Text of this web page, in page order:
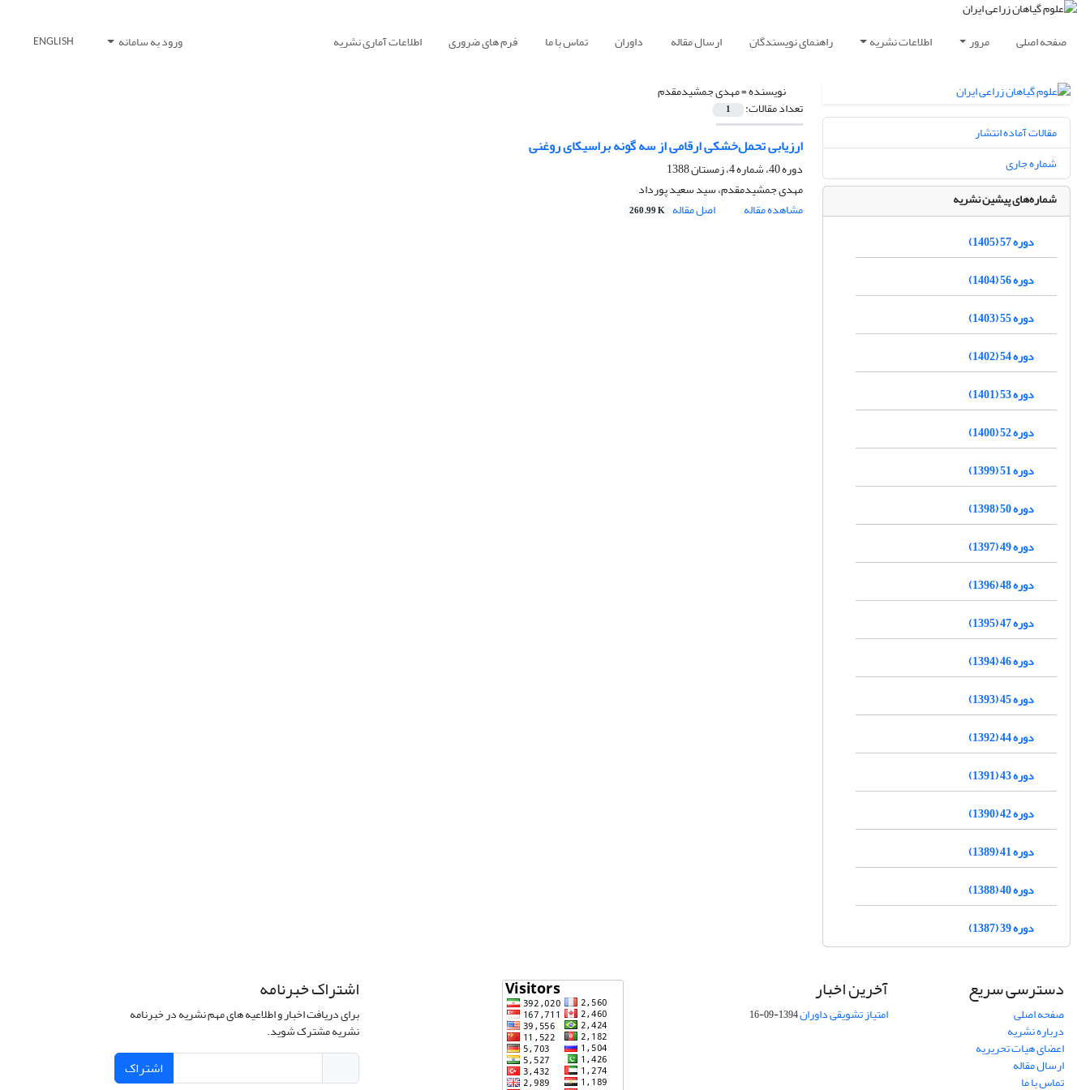
صفحه اصلی مرور اطلاعات نشریه راهنمای نویسندگان ارسال مقاله داوران تماس با ما فرم های ضروری اطلاعات آماری نشریه ورود به سامانه ENGLISH
نویسنده =مهدی جمشیدمقدم
تعداد مقالات: 1
ارزیابی تحمل‌خشکی ارقامی از سه گونه براسیکای روغنی
دوره 40، شماره 4، زمستان 1388
مهدی جمشیدمقدم، سید سعید پورداد
مشاهده مقاله
اصل مقاله 260.99 K
مقالات آماده انتشار
شماره جاری
شماره‌های پیشین نشریه
دوره 57 (1405)
دوره 56 (1404)
دوره 55 (1403)
دوره 54 (1402)
دوره 53 (1401)
دوره 52 (1400)
دوره 51 (1399)
دوره 50 (1398)
دوره 49 (1397)
دوره 48 (1396)
دوره 47 (1395)
دوره 46 (1394)
دوره 45 (1393)
دوره 44 (1392)
دوره 43 (1391)
دوره 42 (1390)
دوره 41 (1389)
دوره 40 (1388)
دوره 39 (1387)
دسترسی سریع
صفحه اصلی
درباره نشریه
اعضای هیات تحریریه
ارسال مقاله
تماس با ما
آخرین اخبار
امتیاز تشویقی داوران1394-09-16
اشتراک خبرنامه
برای دریافت اخبار و اطلاعیه های مهم نشریه در خبرنامه
نشریه مشترک شوید.
اشتراک